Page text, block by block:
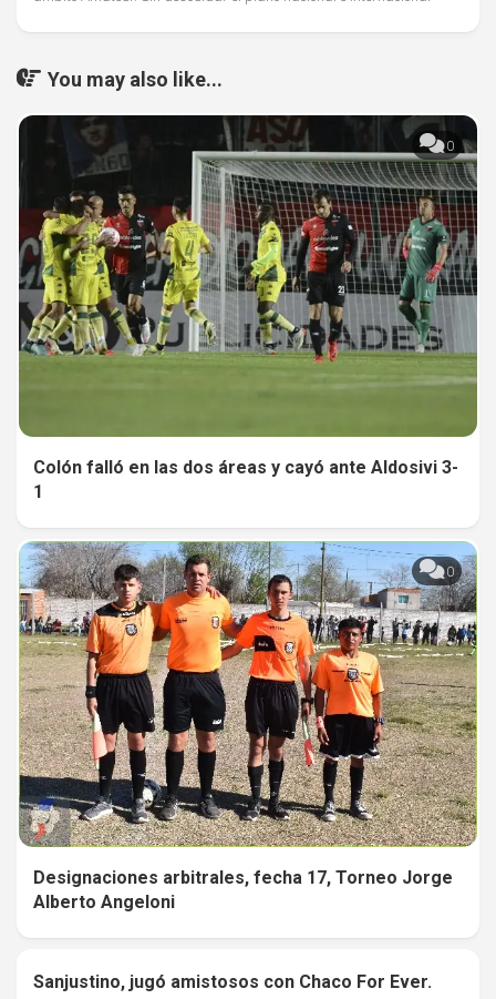
You may also like...
0
Colón falló en las dos áreas y cayó ante Aldosivi 3-
1
0
Designaciones arbitrales, fecha 17, Torneo Jorge
Alberto Angeloni
Sanjustino, jugó amistosos con Chaco For Ever.